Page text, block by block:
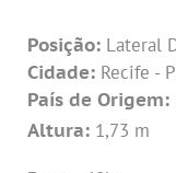
Posição: Lateral
Cidade: Recife -
País de Origem:
Altura: 1,73 m